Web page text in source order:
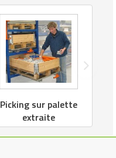
Picking sur palette
extraite